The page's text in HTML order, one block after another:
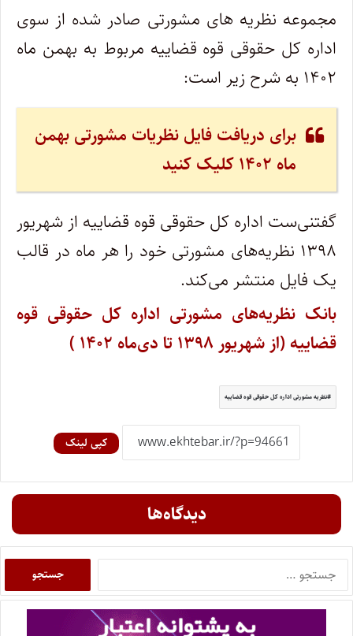
مجموعه نظریه های مشورتی صادر شده از سوی
اداره کل حقوقی قوه قضاییه مربوط به بهمن ماه
۱۴۰۲ به شرح زیر است:
برای دریافت فایل نظریات مشورتی بهمن
ماه ۱۴۰۲ کلیک کنید
گفتنی‌ست اداره کل حقوقی قوه قضاییه از شهریور
۱۳۹۸ نظریه‌های مشورتی خود را هر ماه در قالب
یک فایل منتشر می‌کند.
بانک نظریه‌های مشورتی اداره کل حقوقی قوه
قضاییه (از شهریور ۱۳۹۸ تا دی‌ماه ۱۴۰۲ )
نظریه مشورتی اداره کل حقوقی قوه قضاییه
کپی لینک
دیدگاه‌ها